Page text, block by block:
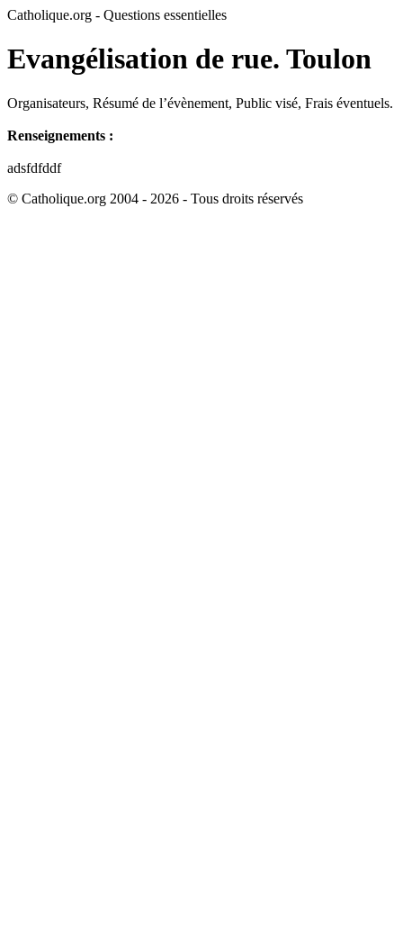
Catholique.org - Questions essentielles
Evangélisation de rue. Toulon
Organisateurs, Résumé de l’évènement, Public visé, Frais éventuels.
Renseignements :
adsfdfddf
© Catholique.org 2004 - 2026 - Tous droits réservés